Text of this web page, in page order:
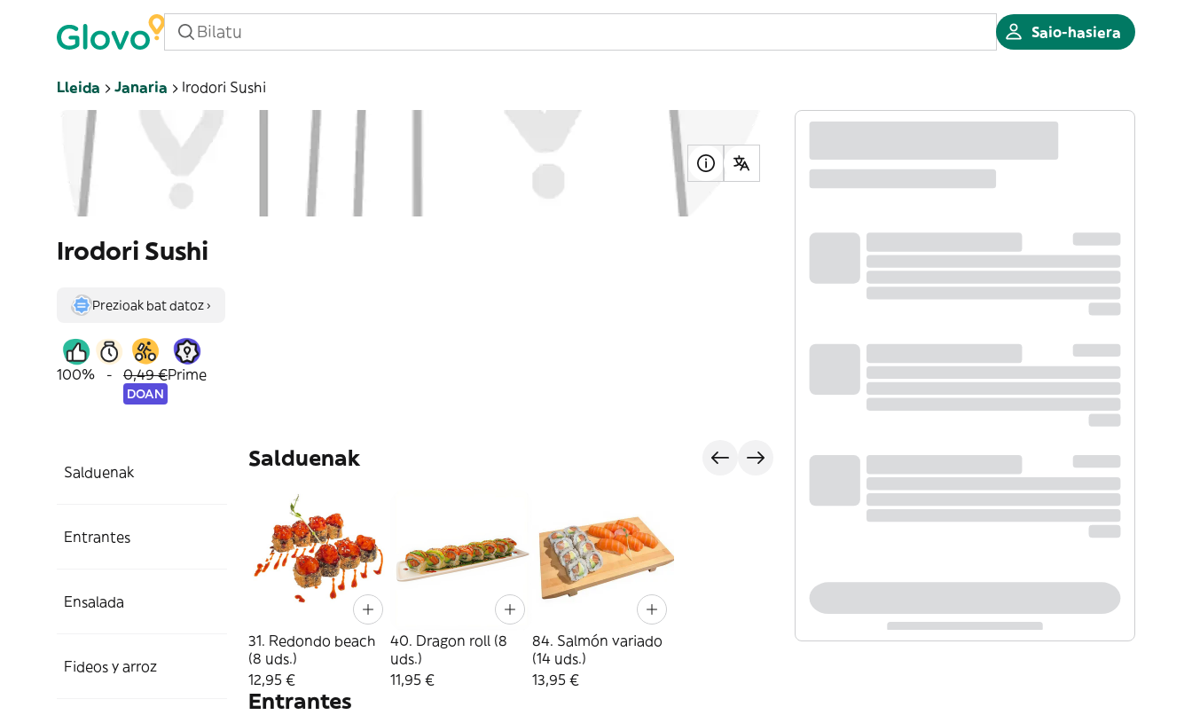
Saio-hasiera
Lleida Janaria Irodori Sushi
Irodori Sushi
Prezioak bat datoz ›
100% - 0,49 €
DOAN
Prime
Salduenak
Entrantes
Ensalada
Fideos y arroz
Salduenak
31. Redondo beach
(8 uds.)
12,95 €
40. Dragon roll (8
uds.)
11,95 €
84. Salmón variado
(14 uds.)
13,95 €
Entrantes